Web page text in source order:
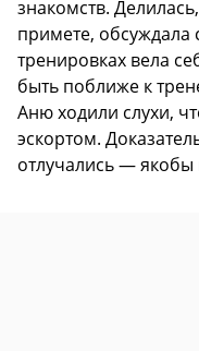
знакомств.
примете, обсуждала
тренировках вела
быть поближе к
Аню ходили слухи,
эскортом.
отлучались — якобы